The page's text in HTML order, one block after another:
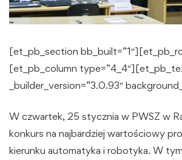
[et_pb_section
[et_pb_column
_builder_version=”3.0.93″
W czwartek, 25 stycznia w PWSZ w
konkurs na najbardziej wartościowy
kierunku automatyka i robotyka. W